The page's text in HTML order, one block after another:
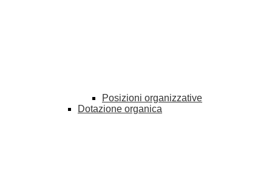
Posizioni organizzative
Dotazione organica